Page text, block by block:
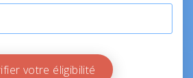
Vérifier votre éligibilité